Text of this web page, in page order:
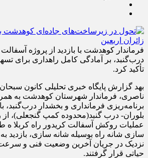
فرماندار کوهدشت با بازدید از پروژه
درب‌گنبد، بر آمادگی کامل راهداری برای
تأکید کرد.
بهد گزارش پایگاه خبری تحلیلی کانون
ناصری، فرماندار شهرستان کوهدشت به
برنامه‌ریزی فرمانداری و بخشدار درب‌گنبد،
بلوران- درب گنبد(محدوده کمپ گنجعلی)،
سازی شانه راه بوسیله شانه سازی، بازدید
نزدیک در جریان آخرین وضعیت فنی و سرعت
حیاتی قرار گرفتند.